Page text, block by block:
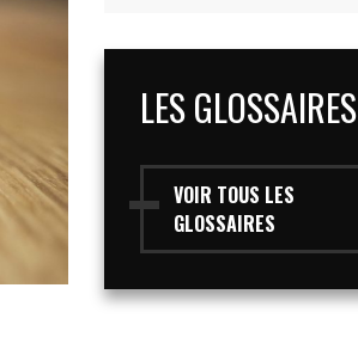
LES GLOSSAIRES
VOIR TOUS LES
GLOSSAIRES